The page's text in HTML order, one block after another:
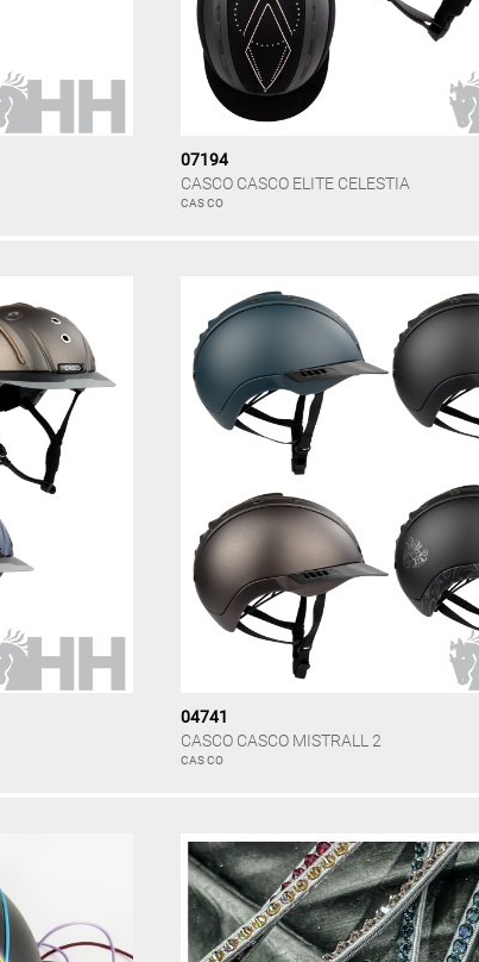
07194
CASCO CASCO ELITE CELESTIA
CAS CO
04741
CASCO CASCO MISTRALL 2
CAS CO